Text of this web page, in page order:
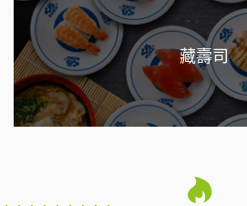
藏壽司